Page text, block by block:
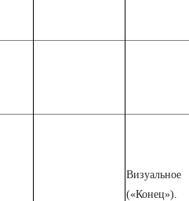
Визуальное
(«Конец»).